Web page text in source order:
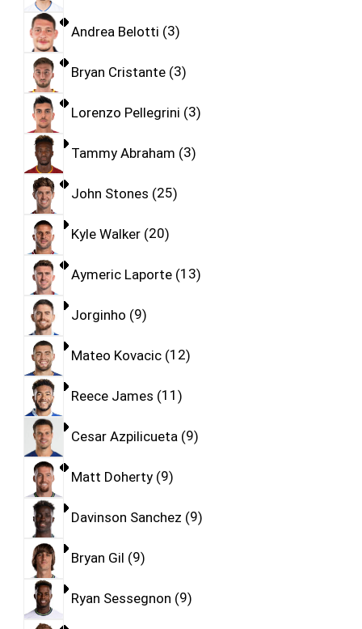
Andrea Belotti 3
Bryan Cristante 3
Lorenzo Pellegrini 3
Tammy Abraham 3
John Stones 25
Kyle Walker 20
Aymeric Laporte 13
Jorginho 9
Mateo Kovacic 12
Reece James 11
Cesar Azpilicueta 9
Matt Doherty 9
Davinson Sanchez 9
Bryan Gil 9
Ryan Sessegnon 9